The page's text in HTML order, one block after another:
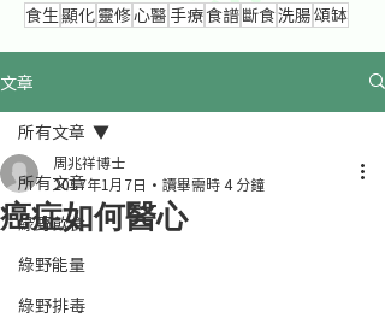
食生顯化靈修心醫 手療食譜斷食洗腸頌缽
文章
所有文章
綠野飲食
綠野能量
綠野排毒
所有文章
癌症如何醫心
周兆祥博士
2017年1月7日
讀畢需時 4 分鐘